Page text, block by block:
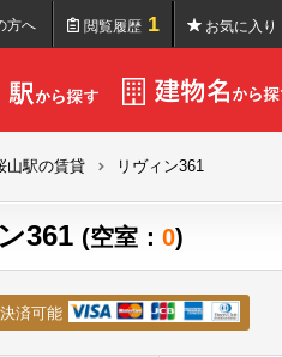
方へ 閲覧履歴 1 お気に入り
山駅の賃貸 リヴィン361
361 (空室： 0)
済可能